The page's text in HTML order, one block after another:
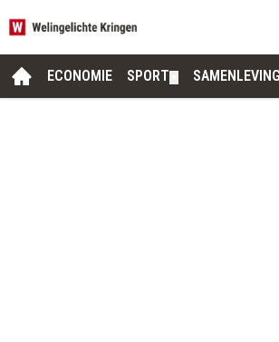
ECONOMIE SPORT SAMENLEVING